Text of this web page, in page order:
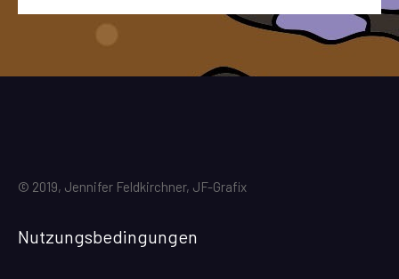
© 2019, Jennifer Feldkirchner, JF-Grafix
Nutzungsbedingungen